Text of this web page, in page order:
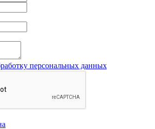
персональных данных